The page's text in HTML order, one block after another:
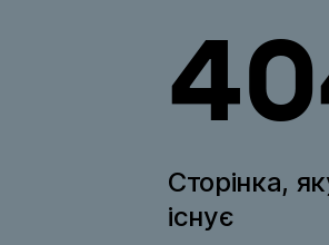
Сторінка,
існує